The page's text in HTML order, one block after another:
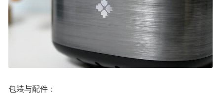
包装与配件：